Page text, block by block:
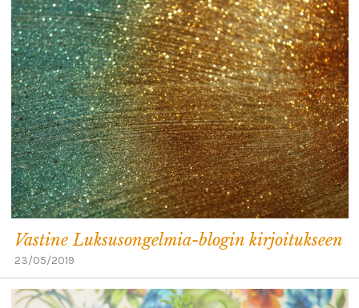
LINKKEJÄ
YHTEYSTIEDOT
Vastine Luksusongelmia-blogin kirjoitukseen
23/05/2019